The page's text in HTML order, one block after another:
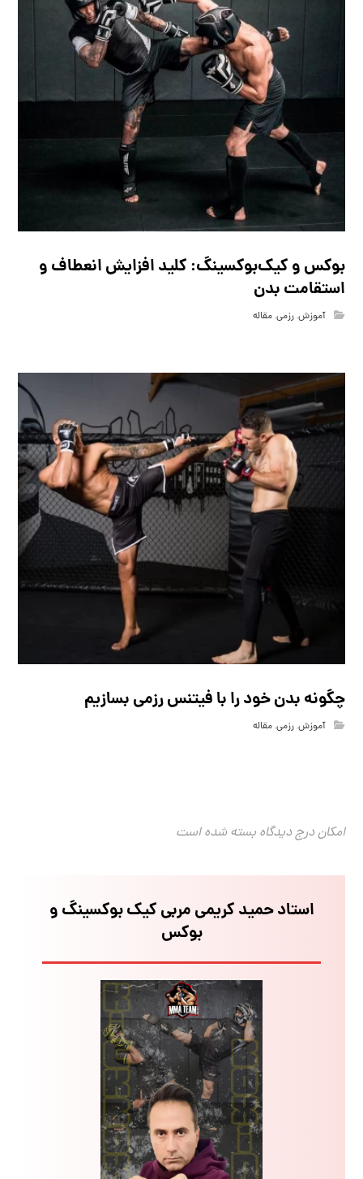
بوکس و کیک‌بوکسینگ: کلید افزایش انعطاف و
استقامت بدن
آموزش,رزمی,مقاله
چگونه بدن خود را با فیتنس رزمی بسازیم
آموزش,رزمی,مقاله
امکان درج دیدگاه بسته شده است
استاد حمید کریمی مربی کیک بوکسینگ و
بوکس